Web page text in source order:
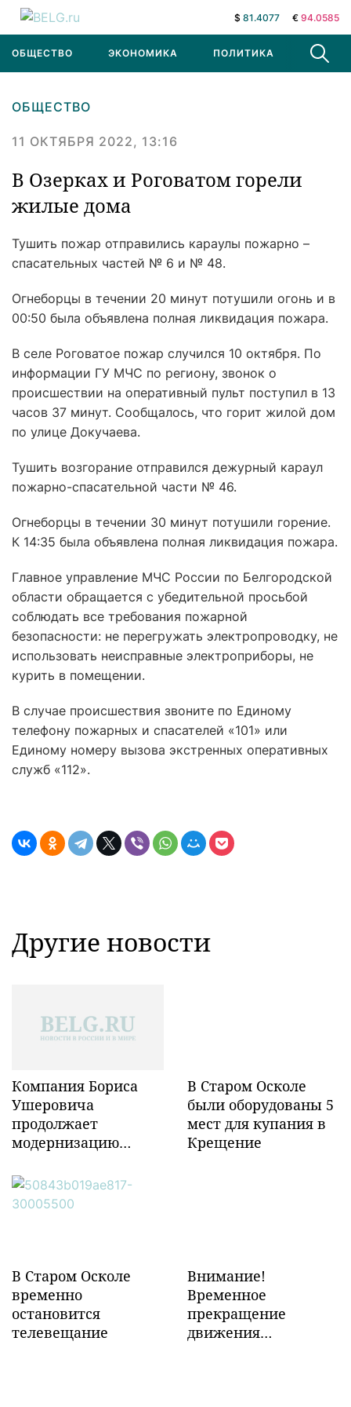
$ 81.4077 € 94.0585
ОБЩЕСТВО ЭКОНОМИКА ПОЛИТИКА В МИРЕ
ОБЩЕСТВО
11 ОКТЯБРЯ 2022, 13:16
В Озерках и Роговатом горели
жилые дома
Тушить пожар отправились караулы пожарно –
спасательных частей № 6 и № 48.
Огнеборцы в течении 20 минут потушили огонь и в
00:50 была объявлена полная ликвидация пожара.
В селе Роговатое пожар случился 10 октября. По
информации ГУ МЧС по региону, звонок о
происшествии на оперативный пульт поступил в 13
часов 37 минут. Сообщалось, что горит жилой дом
по улице Докучаева.
Тушить возгорание отправился дежурный караул
пожарно-спасательной части № 46.
Огнеборцы в течении 30 минут потушили горение.
К 14:35 была объявлена полная ликвидация пожара.
Главное управление МЧС России по Белгородской
области обращается с убедительной просьбой
соблюдать все требования пожарной
безопасности: не перегружать электропроводку, не
использовать неисправные электроприборы, не
курить в помещении.
В случае происшествия звоните по Единому
телефону пожарных и спасателей «101» или
Единому номеру вызова экстренных оперативных
служб «112».
Другие новости
Компания Бориса
Ушеровича
продолжает
модернизацию
инфраструктуры в
Забайкалье
В Старом Осколе
были оборудованы 5
мест для купания в
Крещение
В Старом Осколе
временно
остановится
телевещание
Внимание!
Временное
прекращение
движения